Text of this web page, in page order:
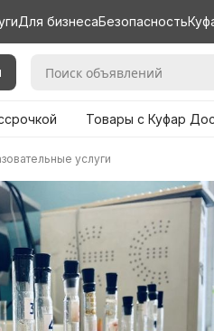
Для бизнесаБезопасность
Товары с Куфар
услуги